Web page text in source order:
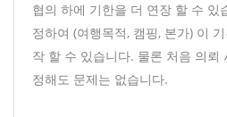
협의 하에 기한을 더 연장 할 수 있
정하여 (여행목적, 캠핑, 본가) 이
작 할 수 있습니다. 물론 처음 의뢰
정해도 문제는 없습니다.